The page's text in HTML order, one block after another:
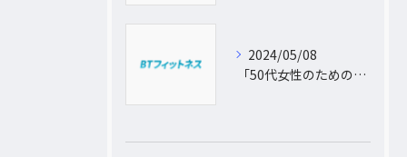
2024/05/08
「50代女性のためのパーソナルトレーニング！運動不足から脱出し、理想の体型を手に入れよう」